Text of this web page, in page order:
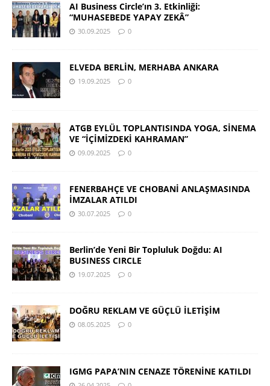
AI Business Circle’ın 3. Etkinliği:
“MUHASEBEDE YAPAY ZEKÂ”
30.09.2025 0
ELVEDA BERLİN, MERHABA ANKARA
19.09.2025 0
ATGB EYLÜL TOPLANTISINDA YOGA, SİNEMA
VE “İÇİMİZDEKİ KAHRAMAN”
09.09.2025 0
FENERBAHÇE VE CHOBANİ ANLAŞMASINDA
İMZALAR ATILDI
30.07.2025 0
Berlin’de Yeni Bir Topluluk Doğdu: AI
BUSINESS CIRCLE
19.07.2025 0
DOĞRU REKLAM VE GÜÇLÜ İLETİŞİM
08.05.2025 0
IGMG PAPA’NIN CENAZE TÖRENİNE KATILDI